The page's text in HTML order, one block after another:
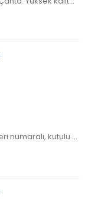
100-105-110-115-120-125-130 cm mevcuttur. Seri numaralı, kutulu ve sertifikalı olarak gönderilecektir.